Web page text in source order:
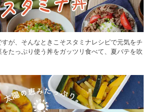
が、そんなときこそスタミナレシピで元気をチ
たっぷり使う丼をガッツリ食べて、夏バテを吹